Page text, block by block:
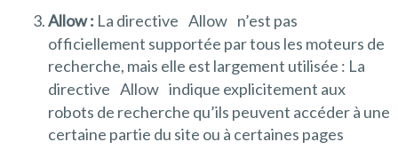
Allow : La directive Allow n’est pas
officiellement supportée par tous les moteurs de
recherche, mais elle est largement utilisée : La
directive Allow indique explicitement aux
robots de recherche qu’ils peuvent accéder à une
certaine partie du site ou à certaines pages